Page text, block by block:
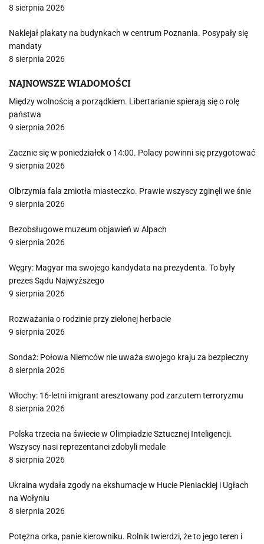
8 sierpnia 2026
Naklejał plakaty na budynkach w centrum Poznania. Posypały się
mandaty
8 sierpnia 2026
NAJNOWSZE WIADOMOŚCI
Między wolnością a porządkiem. Libertarianie spierają się o rolę
państwa
9 sierpnia 2026
Zacznie się w poniedziałek o 14:00. Polacy powinni się przygotować
9 sierpnia 2026
Olbrzymia fala zmiotła miasteczko. Prawie wszyscy zginęli we śnie
9 sierpnia 2026
Bezobsługowe muzeum objawień w Alpach
9 sierpnia 2026
Węgry: Magyar ma swojego kandydata na prezydenta. To były
prezes Sądu Najwyższego
9 sierpnia 2026
Rozważania o rodzinie przy zielonej herbacie
9 sierpnia 2026
Sondaż: Połowa Niemców nie uważa swojego kraju za bezpieczny
8 sierpnia 2026
Włochy: 16-letni imigrant aresztowany pod zarzutem terroryzmu
8 sierpnia 2026
Polska trzecia na świecie w Olimpiadzie Sztucznej Inteligencji.
Wszyscy nasi reprezentanci zdobyli medale
8 sierpnia 2026
Ukraina wydała zgody na ekshumacje w Hucie Pieniackiej i Ugłach
na Wołyniu
8 sierpnia 2026
Potężna orka, panie kierowniku. Rolnik twierdzi, że to jego teren i